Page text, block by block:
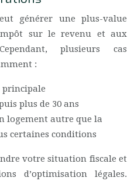
générer une plus-value
sur le revenu et aux
plusieurs cas
:
principale
plus de 30 ans
logement autre que la
certaines conditions
votre situation fiscale et
d’optimisation légales.